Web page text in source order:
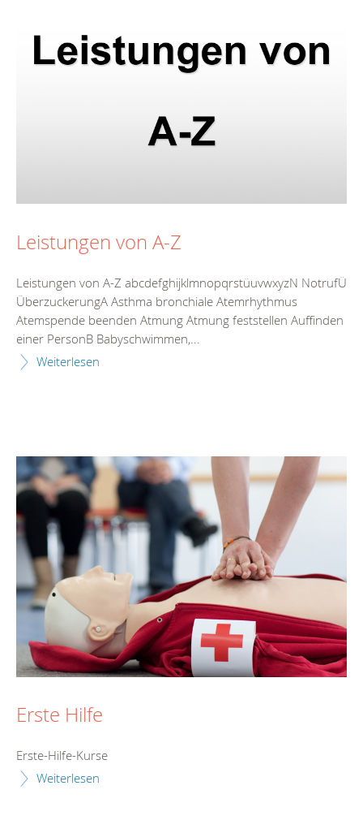
Leistungen von A-Z
Leistungen von A-Z abcdefghijklmnopqrstüuvwxyzN NotrufÜ
ÜberzuckerungA Asthma bronchiale Atemrhythmus
Atemspende beenden Atmung Atmung feststellen Auffinden
einer PersonB Babyschwimmen,...
Weiterlesen
Erste Hilfe
Erste-Hilfe-Kurse
Weiterlesen